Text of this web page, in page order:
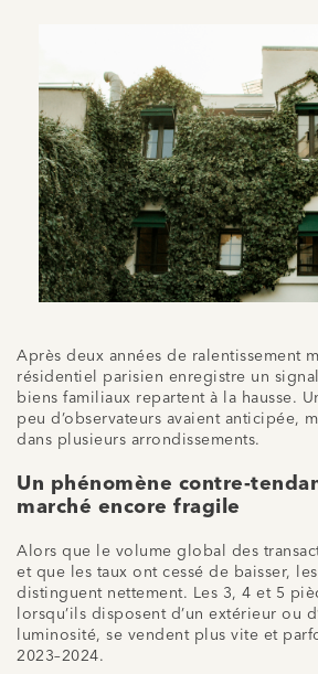
Après deux années de ralentissement
résidentiel parisien enregistre un
biens familiaux repartent à la hausse.
peu d’observateurs avaient anticipée,
dans plusieurs arrondissements.
Un phénomène contre-
marché encore fragile
Alors que le volume global des
et que les taux ont cessé de baisser,
distinguent nettement. Les 3, 4 et 5
lorsqu’ils disposent d’un extérieur ou
luminosité, se vendent plus vite et
2023–2024.